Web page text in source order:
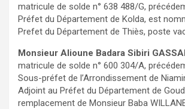
matricule de solde n° 638 488/G,
Préfet du Département de Kolda, est
Prefet du Département de Thiès, poste
Monsieur Alioune Badara Sibiri
matricule de solde n° 600 304/A,
Sous-préfet de l’Arrondissement de
Adjoint au Préfet du Département de
remplacement de Monsieur Baba